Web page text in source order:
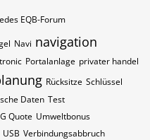
EQB-Forum
Navi navigation
Portalanlage privater handel
Rücksitze Schlüssel
Daten Test
Quote Umweltbonus
USB Verbindungsabbruch